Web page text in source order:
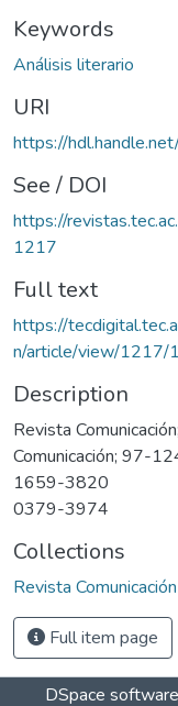
Keywords
Análisis literario
URI
https://
See / DOI
https://
1217
Full text
https://
n/article/view/1217/
Description
Revista
Comunicación; 97-
1659-3820
0379-3974
Collections
Revista Comunicación
Full item page
DSpace software